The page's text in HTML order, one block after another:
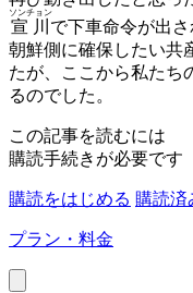
宣川
ソンチョン
で下車命令が出
朝鮮側に確保したい共
たが、ここから私たち
るのでした。
この記事を読むには
購読手続きが必要です
購読をはじめる 購読済
プラン・料金